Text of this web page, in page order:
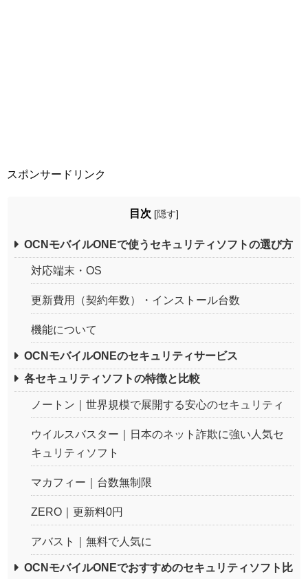
スポンサードリンク
目次 [隠す]
OCNモバイルONEで使うセキュリティソフトの選び方
対応端末・OS
更新費用（契約年数）・インストール台数
機能について
OCNモバイルONEのセキュリティサービス
各セキュリティソフトの特徴と比較
ノートン｜世界規模で展開する安心のセキュリティ
ウイルスバスター｜日本のネット詐欺に強い人気セ
キュリティソフト
マカフィー｜台数無制限
ZERO｜更新料0円
アバスト｜無料で人気に
OCNモバイルONEでおすすめのセキュリティソフト比